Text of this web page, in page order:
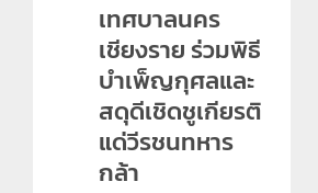
เทศบาลนคร
เชียงราย ร่วมพิธี
บำเพ็ญกุศลและ
สดุดีเชิดชูเกียรติ
แด่วีรชนทหาร
กล้า